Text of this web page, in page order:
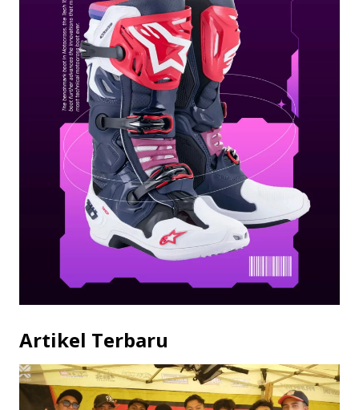
Artikel Terbaru